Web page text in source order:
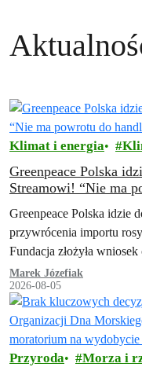
Klimat i energia
Greenpeace Polska
Streamowi! “Nie ma
Greenpeace Polska idzie
przywrócenia importu
Fundacja złożyła
Trybunałem
Marek Józefiak
2026-08-05
Przyroda Morza i